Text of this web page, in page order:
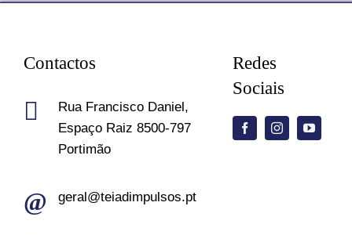
Contactos
Rua Francisco Daniel,
Espaço Raiz 8500-797
Portimão
geral@teiadimpulsos.pt
Redes
Sociais